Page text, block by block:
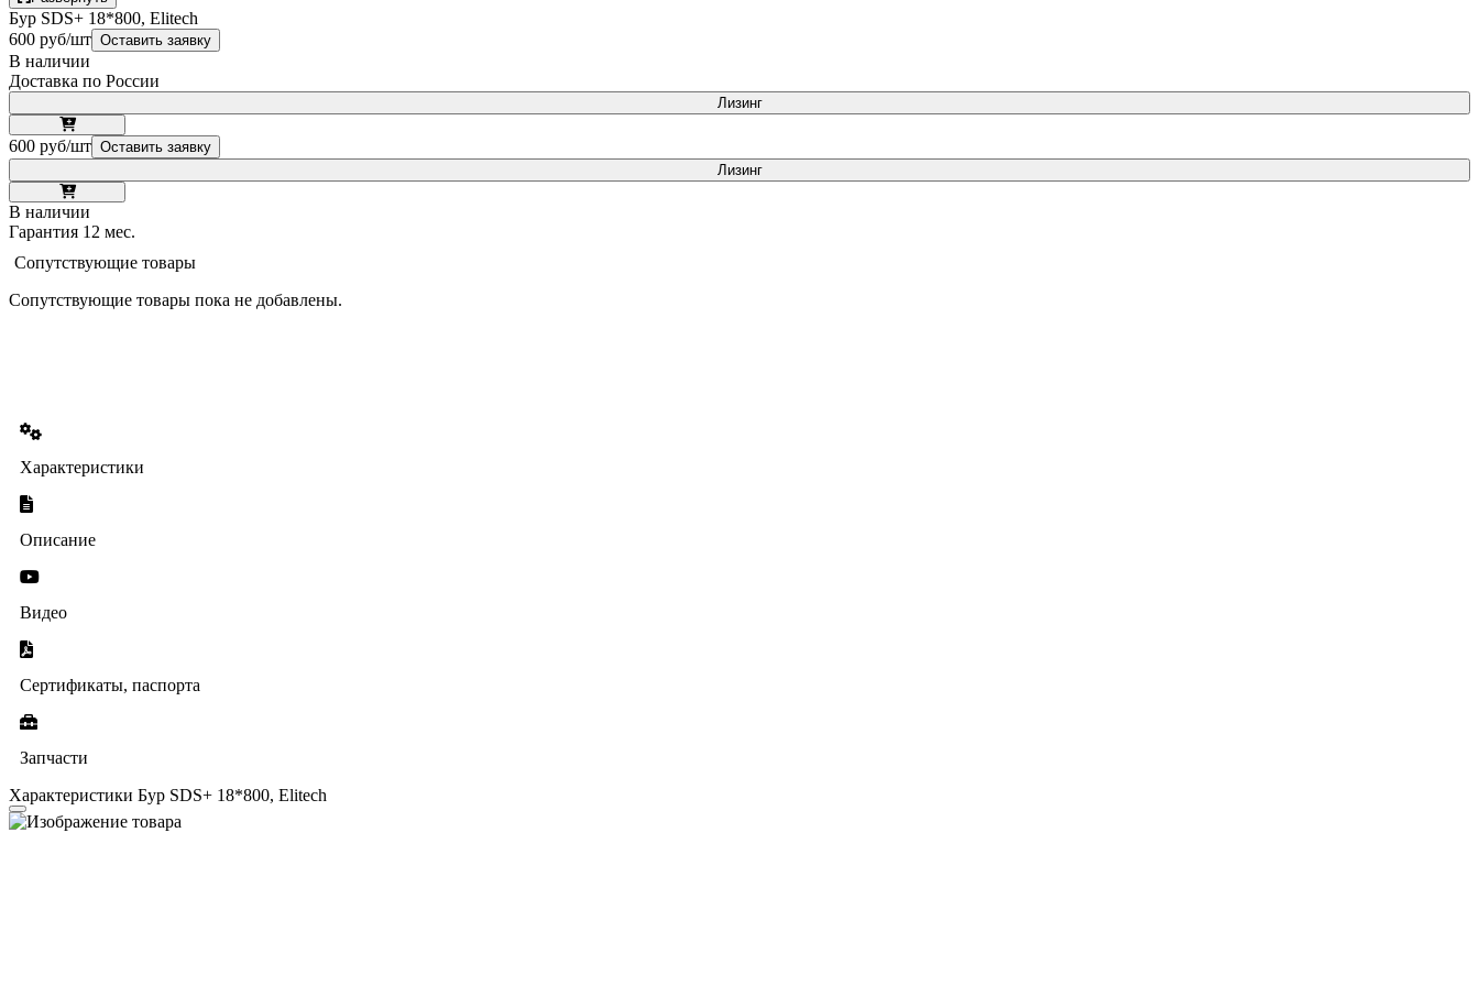
Бур SDS+ 18*800, Elitech
600 руб/шт Оставить заявку
В наличии
Доставка по России
Лизинг
600 руб/шт Оставить заявку
Лизинг
В наличии
Гарантия 12 мес.
Сопутствующие товары
Сопутствующие товары пока не добавлены.
Характеристики
Описание
Видео
Сертификаты, паспорта
Запчасти
Характеристики Бур SDS+ 18*800, Elitech